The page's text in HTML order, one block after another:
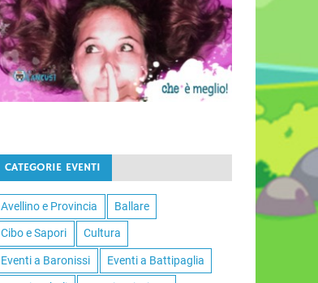
CATEGORIE EVENTI
Avellino e Provincia Ballare
Cibo e Sapori Cultura
Eventi a Baronissi Eventi a Battipaglia